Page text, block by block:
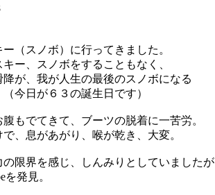
（スノボ）に行ってきました。
ー、スノボをすることもなく、
が、我が人生の最後のスノボになる
今日が６３の誕生日です）
もでてきて、ブーツの脱着に一苦労。
、息があがり、喉が乾き、大変。
の限界を感じ、しんみりとしていましたが
を発見。